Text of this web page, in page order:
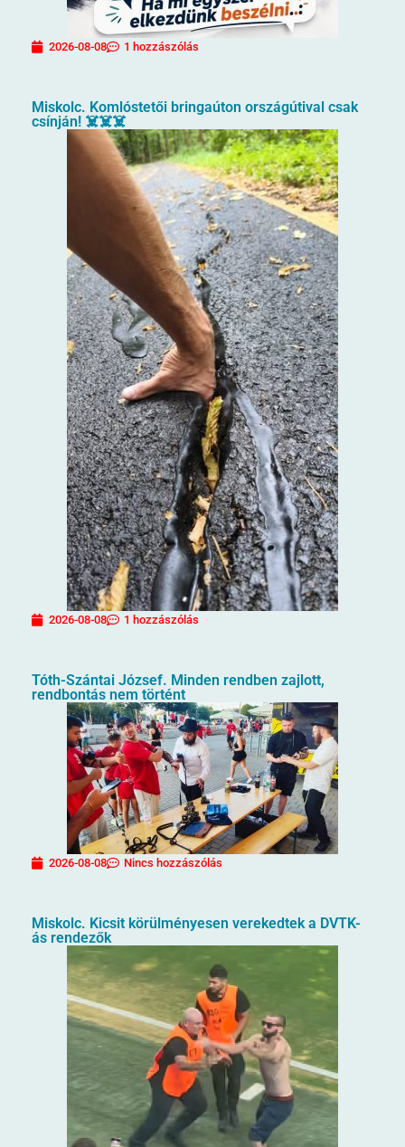
2026-08-08 1 hozzászólás
Miskolc. Komlóstetői bringaúton országútival csak
csínján! ☠️☠️☠️
2026-08-08 1 hozzászólás
Tóth-Szántai József. Minden rendben zajlott,
rendbontás nem történt
2026-08-08 Nincs hozzászólás
Miskolc. Kicsit körülményesen verekedtek a DVTK-
ás rendezők